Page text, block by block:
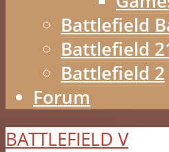
Battlefield
Battlefield
Battlefield 2
Forum
BATTLEFIELD V